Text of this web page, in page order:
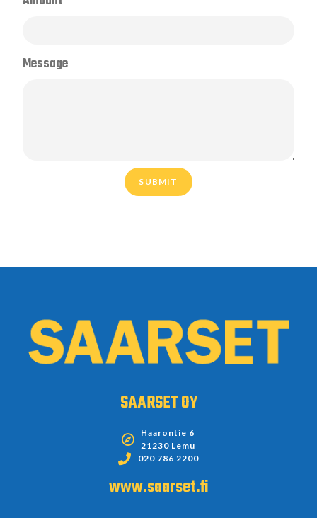
Message
SUBMIT
SAARSET OY
Haarontie 6
21230 Lemu
020 786 2200
www.saarset.fi